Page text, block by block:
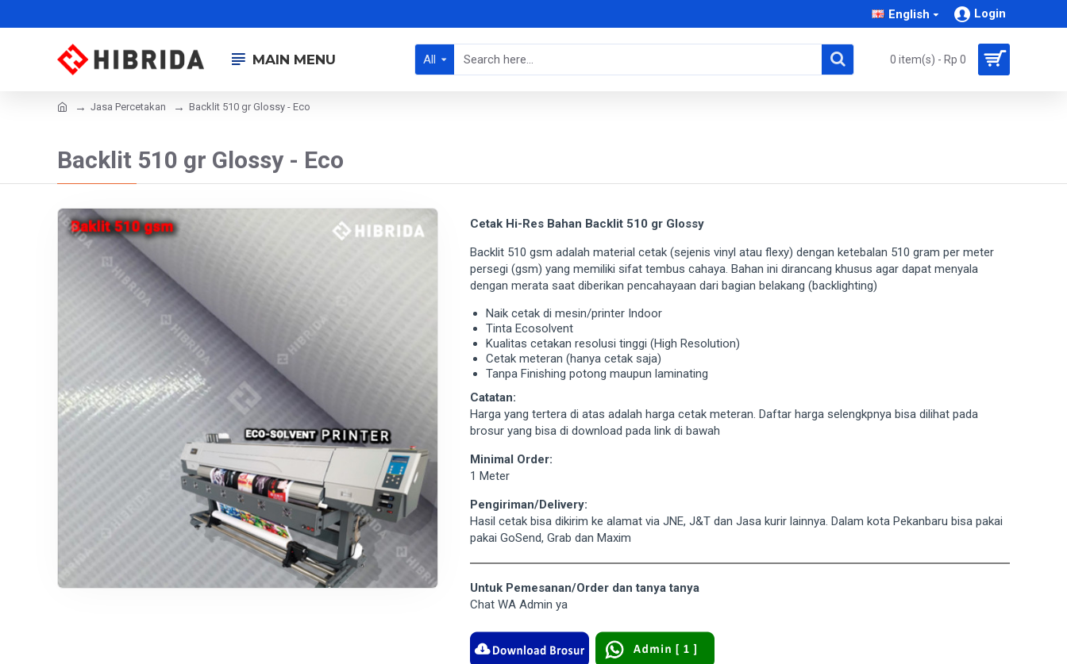
English Login
MAIN MENU All 0 item(s) - Rp 0
Jasa Percetakan Backlit 510 gr Glossy - Eco
Backlit 510 gr Glossy - Eco
Cetak Hi-Res Bahan Backlit 510 gr Glossy
Backlit 510 gsm adalah material cetak (sejenis vinyl atau flexy) dengan ketebalan 510 gram per meter
persegi (gsm) yang memiliki sifat tembus cahaya. Bahan ini dirancang khusus agar dapat menyala
dengan merata saat diberikan pencahayaan dari bagian belakang (backlighting)
Naik cetak di mesin/printer Indoor
Tinta Ecosolvent
Kualitas cetakan resolusi tinggi (High Resolution)
Cetak meteran (hanya cetak saja)
Tanpa Finishing potong maupun laminating
Catatan:
Harga yang tertera di atas adalah harga cetak meteran. Daftar harga selengkpnya bisa dilihat pada
brosur yang bisa di download pada link di bawah
Minimal Order:
1 Meter
Pengiriman/Delivery:
Hasil cetak bisa dikirim ke alamat via JNE, J&T dan Jasa kurir lainnya. Dalam kota Pekanbaru bisa pakai
pakai GoSend, Grab dan Maxim
Untuk Pemesanan/Order dan tanya tanya
Chat WA Admin ya